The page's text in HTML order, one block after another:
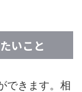
いこと
できます。相